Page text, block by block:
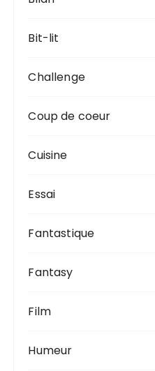
Bit-lit
Challenge
Coup de coeur
Cuisine
Essai
Fantastique
Fantasy
Film
Humeur